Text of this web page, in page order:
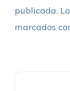
publicada.
marcados